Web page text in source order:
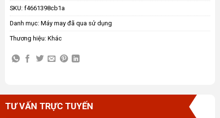
SKU: f4661398cb1a
Danh mục: Máy may đã qua sử dụng
Thương hiệu: Khác
TƯ VẤN TRỰC TUYẾN